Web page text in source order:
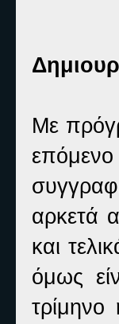
Με
αρκετά
και
όμως